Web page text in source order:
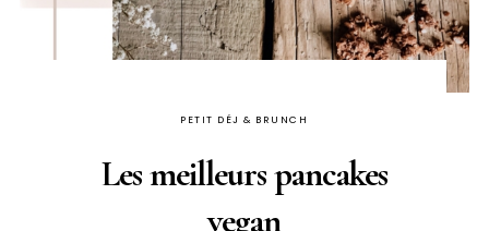
PETIT DÉJ & BRUNCH
Les meilleurs pancakes
vegan